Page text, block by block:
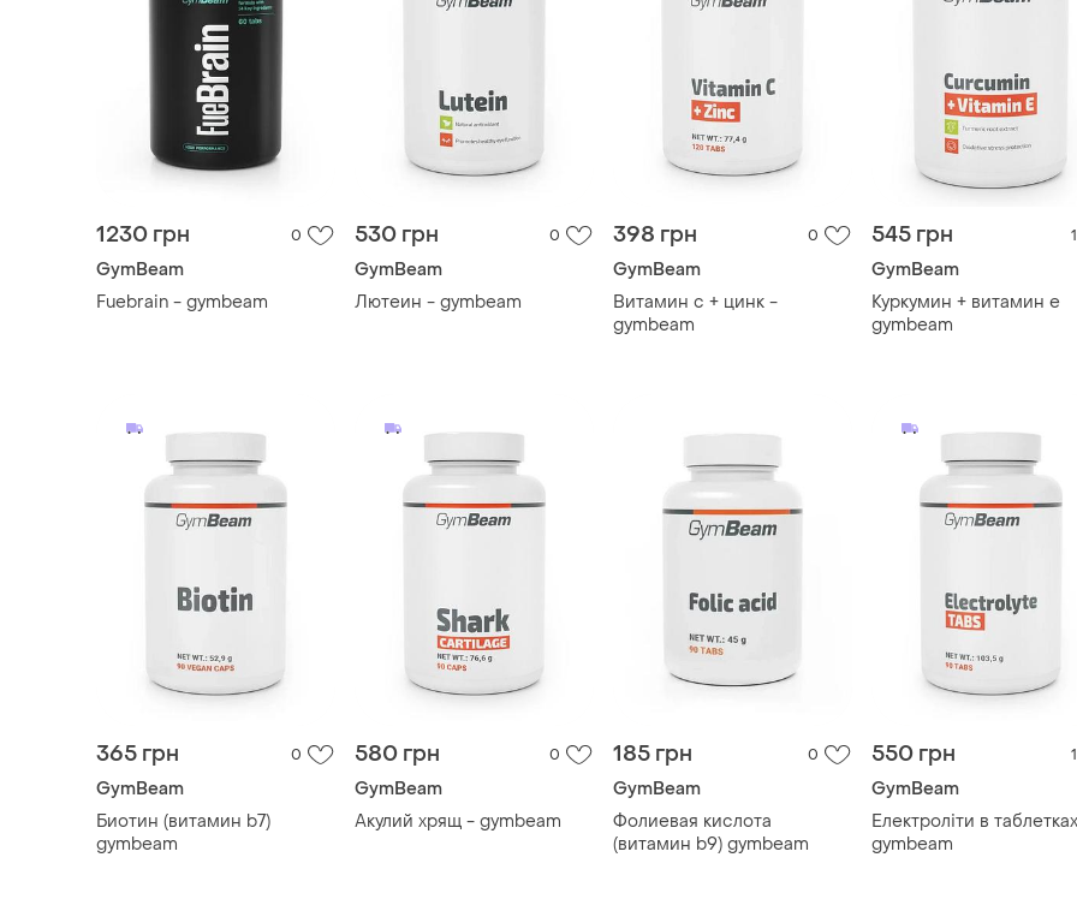
Биотин (витамин b7)
gymbeam
Акулий хрящ - gymbeam
Фолиевая кислота
(витамин b9) gymbeam
Електроліти в
gymbeam
ТОП объявлений
TOP TOP TOP